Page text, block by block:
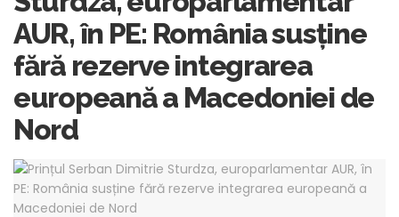
AUR, în PE: România susține
fără rezerve integrarea
europeană a Macedoniei de
Nord